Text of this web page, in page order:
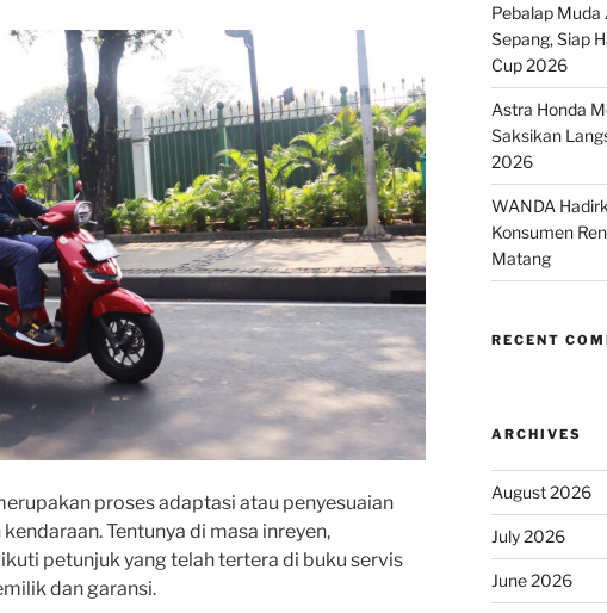
proses adaptasi atau penyesuaian
Tentunya di masa inreyen,
petunjuk yang telah tertera di buku servis
dan garansi.
Pebalap Muda
Sepang, Siap
Cup 2026
Astra Honda
Saksikan
2026
WANDA
Konsumen
Matang
RECENT
ARCHIVES
August 2026
July 2026
June 2026